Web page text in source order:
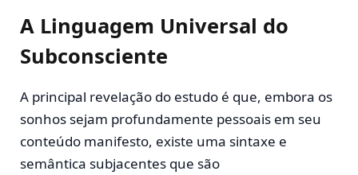
A Linguagem Universal do
Subconsciente
A principal revelação do estudo é que, embora os
sonhos sejam profundamente pessoais em seu
conteúdo manifesto, existe uma sintaxe e
semântica subjacentes que são